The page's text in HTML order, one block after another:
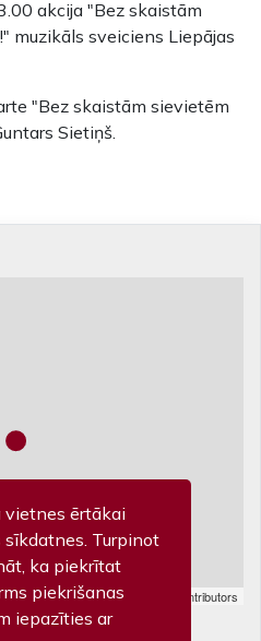
vietnes ērtākai
Turpinot
ka piekrītat
piekrišanas
iepazīties ar
akcija "Bez skaistām
muzikāls sveiciens Liepājas
"Bez skaistām sievietēm
Sietiņš.
| Map data ©OpenStreetMap contributors